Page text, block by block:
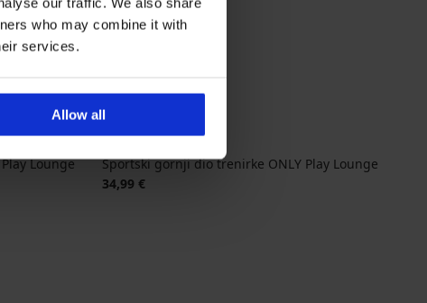
who may combine it with
services.
Allow all
Lounge
Sportski gornji dio trenirke ONLY Play Lounge
34,99 €